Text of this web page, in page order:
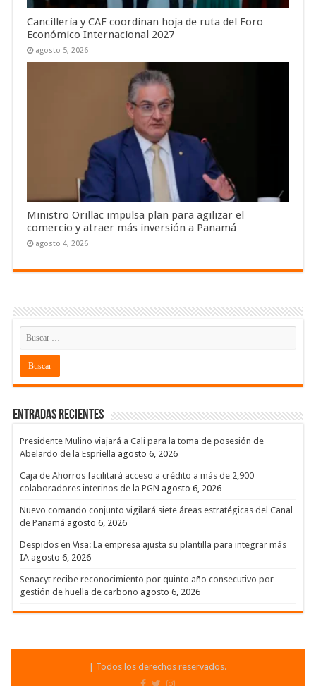
Cancillería y CAF coordinan hoja de ruta del Foro
Económico Internacional 2027
agosto 5, 2026
Ministro Orillac impulsa plan para agilizar el
comercio y atraer más inversión a Panamá
agosto 4, 2026
Entradas recientes
Presidente Mulino viajará a Cali para la toma de posesión de
Abelardo de la Espriella agosto 6, 2026
Caja de Ahorros facilitará acceso a crédito a más de 2,900
colaboradores interinos de la PGN agosto 6, 2026
Nuevo comando conjunto vigilará siete áreas estratégicas del Canal
de Panamá agosto 6, 2026
Despidos en Visa: La empresa ajusta su plantilla para integrar más
IA agosto 6, 2026
Senacyt recibe reconocimiento por quinto año consecutivo por
gestión de huella de carbono agosto 6, 2026
| Todos los derechos reservados.